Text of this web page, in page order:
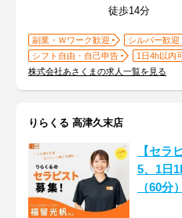
徒歩14分
副業・Ｗワーク歓迎
シルバー歓迎
シフト自由・自己申告
1日4h以内
株式会社あさくまの求人一覧を見る
りらくる 高津久末店
【セラ
5、1日
（60分